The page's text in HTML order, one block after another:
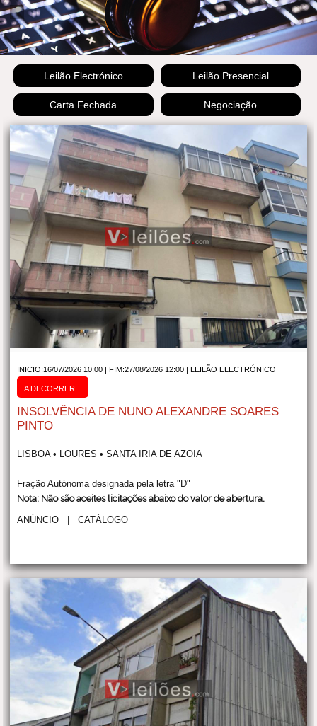
Leilão Electrónico Leilão Presencial
Carta Fechada Negociação
INICIO:16/07/2026 10:00 | FIM:27/08/2026 12:00 |LEILÃO ELECTRÓNICO
A DECORRER...
INSOLVÊNCIA DE NUNO ALEXANDRE SOARES
PINTO
LISBOA • LOURES • SANTA IRIA DE AZOIA
Fração Autónoma designada pela letra "D"
Nota: Não são aceites licitações abaixo do valor de abertura.
ANÚNCIO |CATÁLOGO